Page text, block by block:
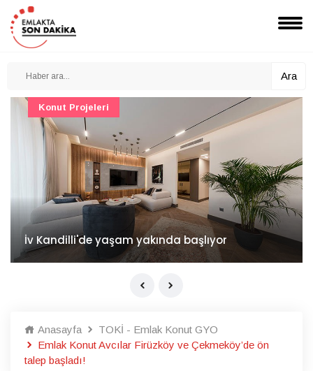
Ara
İv Kandilli'de yaşam yakında başlıyor
Konut Projeleri
Anasayfa
TOKİ - Emlak Konut GYO
Emlak Konut Avcılar Firüzköy ve Çekmeköy’de ön
talep başladı!